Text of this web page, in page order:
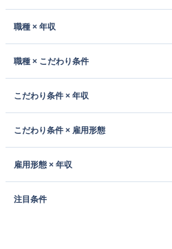
職種 × 年収
職種 × こだわり条件
こだわり条件 × 年収
こだわり条件 × 雇用形態
雇用形態 × 年収
注目条件